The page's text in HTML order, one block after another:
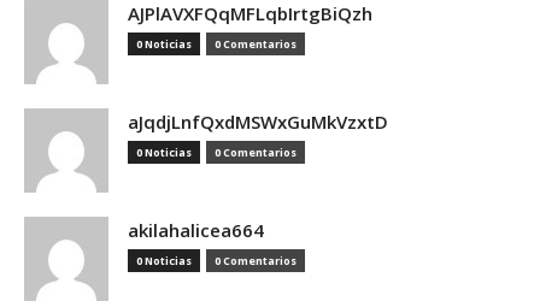
AJPlAVXFQqMFLqbIrtgBiQzh
0 Noticias 0 Comentarios
aJqdjLnfQxdMSWxGuMkVzxtD
0 Noticias 0 Comentarios
akilahalicea664
0 Noticias 0 Comentarios